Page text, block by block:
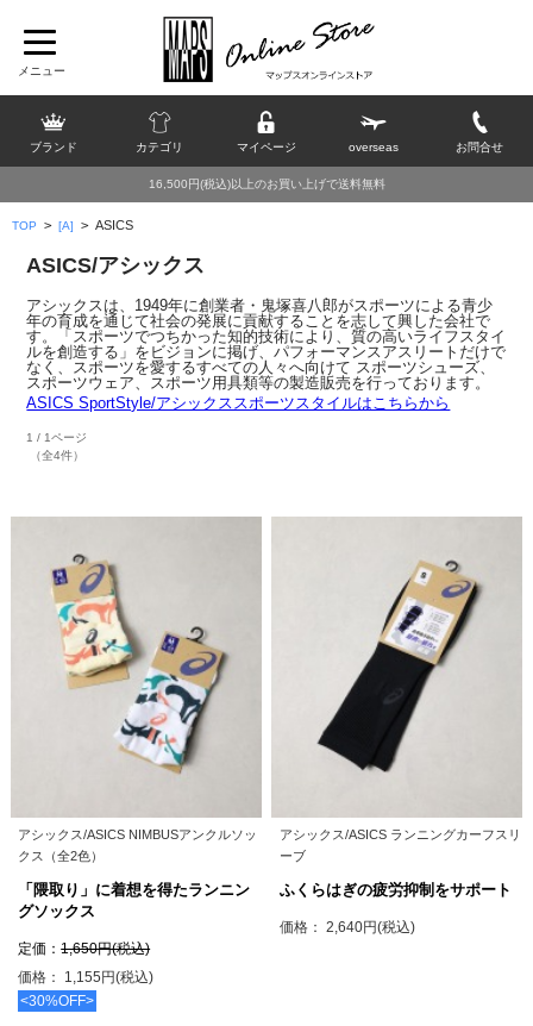
ブランド カテゴリ マイページ overseas お問合せ
16,500円(税込)以上のお買い上げで送料無料
TOP > [A] > ASICS
ASICS/アシックス
アシックスは、1949年に創業者・鬼塚喜八郎がスポーツによる青少
年の育成を通じて社会の発展に貢献することを志して興した会社で
す。「スポーツでつちかった知的技術により、質の高いライフスタイ
ルを創造する」をビジョンに掲げ、パフォーマンスアスリートだけで
なく、スポーツを愛するすべての人々へ向けて スポーツシューズ、
スポーツウェア、スポーツ用具類等の製造販売を行っております。
ASICS SportStyle/アシックススポーツスタイルはこちらから
1 / 1ページ
（全4件）
アシックス/ASICS NIMBUSアンクルソッ
クス（全2色）
「隈取り」に着想を得たランニン
グソックス
定価：1,650円(税込)
価格： 1,155円(税込)
<30%OFF>
アシックス/ASICS ランニングカーフスリ
ーブ
ふくらはぎの疲労抑制をサポート
価格： 2,640円(税込)